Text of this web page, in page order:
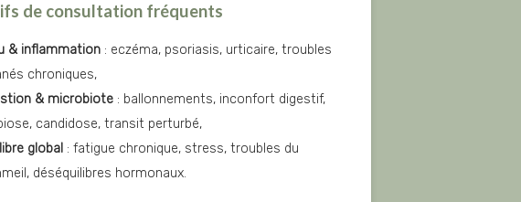
de consultation fréquents
& inflammation : eczéma, psoriasis, urticaire, troubles
chroniques,
& microbiote : ballonnements, inconfort digestif,
candidose, transit perturbé,
global : fatigue chronique, stress, troubles du
déséquilibres hormonaux.